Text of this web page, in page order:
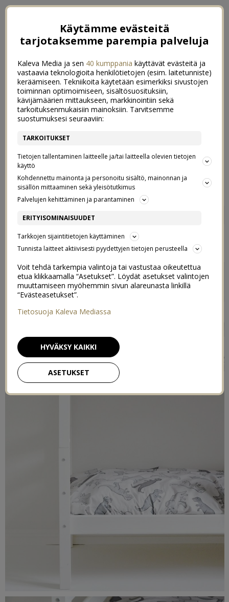
KIVAT LAKANAT
LASTENSÄNKYYN?
4/04/2015
Käytämme evästeitä
tarjotaksemme parempia palveluja
Kaleva Media ja sen 40 kumppania käyttävät evästeitä ja
vastaavia teknologioita henkilötietojen (esim. laitetunniste)
keräämiseen. Tekniikoita käytetään esimerkiksi sivustojen
toiminnan optimoimiseen, sisältösuosituksiin,
kävijämäärien mittaukseen, markkinointiin sekä
tarkoituksenmukaisiin mainoksiin. Tarvitsemme
suostumuksesi seuraaviin:
TARKOITUKSET
Tietojen tallentaminen laitteelle ja/tai laitteella olevien tietojen
käyttö
Kohdennettu mainonta ja personoitu sisältö, mainonnan ja
sisällön mittaaminen sekä yleisötutkimus
Palvelujen kehittäminen ja parantaminen
ERITYISOMINAISUUDET
Tarkkojen sijaintitietojen käyttäminen
Tunnista laitteet aktiivisesti pyydettyjen tietojen perusteella
Voit tehdä tarkempia valintoja tai vastustaa oikeutettua
etua klikkaamalla “Asetukset”. Löydät asetukset valintojen
muuttamiseen myöhemmin sivun alareunasta linkillä
“Evästeasetukset”.
Tietosuoja Kaleva Mediassa
ASETUKSET
HYVÄKSY KAIKKI